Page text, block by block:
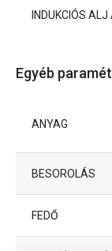
INDUKCIÓS
Egyéb
ANYAG
BESOROLÁS
FEDŐ